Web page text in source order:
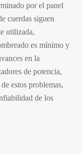
por el panel
cuerdas siguen
utilizada,
es mínimo y
en la
de potencia,
estos problemas,
de los